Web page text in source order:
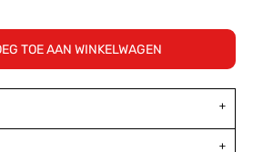
TOE AAN WINKELWAGEN